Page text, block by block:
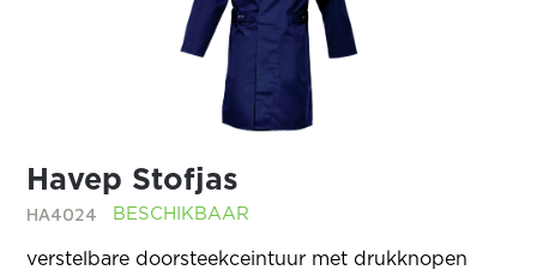
Havep Stofjas
HA4024 BESCHIKBAAR
verstelbare doorsteekceintuur met drukknopen